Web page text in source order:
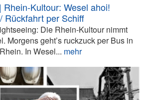
Kultour: Wesel ahoi!
Rückfahrt per Schiff
Die Rhein-Kultour nimmt
Morgens geht’s ruckzuck per Bus in
In Wesel... mehr